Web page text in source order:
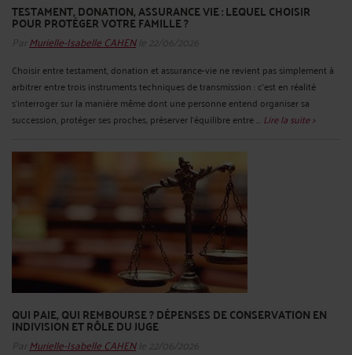
TESTAMENT, DONATION, ASSURANCE VIE : LEQUEL CHOISIR
POUR PROTÉGER VOTRE FAMILLE ?
Par Murielle-Isabelle CAHENle 22/06/2026
Choisir entre testament, donation et assurance-vie ne revient pas simplement à
arbitrer entre trois instruments techniques de transmission : c’est en réalité
s’interroger sur la manière même dont une personne entend organiser sa
succession, protéger ses proches, préserver l’équilibre entre ... Lire la suite >
QUI PAIE, QUI REMBOURSE ? DÉPENSES DE CONSERVATION EN
INDIVISION ET RÔLE DU JUGE
Par Murielle-Isabelle CAHENle 22/06/2026